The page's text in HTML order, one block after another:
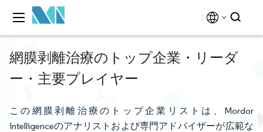
網膜剥離治療のトップ企業・リーダ
ー・主要プレイヤー
この網膜剥離治療のトップ企業リストは、Mordor
Intelligenceのアナリストおよび専門アドバイザーが広範な